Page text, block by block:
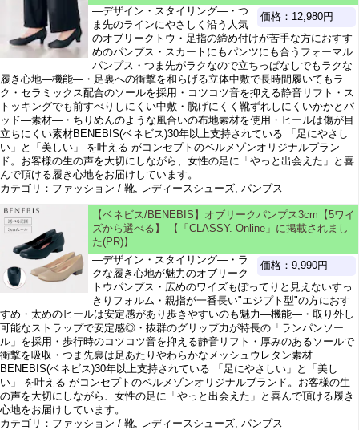
価格：12,980円
―デザイン・スタイリング―・つ
ま先のラインにやさしく沿う人気
のオブリークトウ・足指の締め付けが苦手な方におすす
めのパンプス・スカートにもパンツにも合うフォーマル
パンプス・つま先がラクなので立ちっぱなしでもラクな
履き心地―機能―・足裏への衝撃を和らげる立体中敷で長時間履いてもラ
ク・セラミックス配合のソールを採用・コツコツ音を抑える静音リフト・ス
トッキングでも前すべりしにくい中敷・脱げにくく靴ずれしにくいかかとパ
ッド―素材―・ちりめんのような風合いの布地素材を使用・ヒールは傷が目
立ちにくい素材BENEBIS(ベネビス)30年以上支持されている 「足にやさし
い」と「美しい」 を叶える がコンセプトのベルメゾンオリジナルブラン
ド。お客様の生の声を大切にしながら、女性の足に「やっと出会えた」と喜
んで頂ける履き心地をお届けしています。
カテゴリ：ファッション / 靴, レディースシューズ, パンプス
【ベネビス/BENEBIS】オブリークパンプス3cm【5ワイ
ズから選べる】 【「CLASSY. Online」に掲載されまし
た(PR)】
価格：9,990円
―デザイン・スタイリング―・ラ
クな履き心地が魅力のオブリーク
トウパンプス・広めのワイズもぽってりと見えないすっ
きりフォルム・親指が一番長い"エジプト型"の方におす
すめ・太めのヒールは安定感があり歩きやすいのも魅力―機能―・取り外し
可能なストラップで安定感◎・抜群のグリップ力が特長の「ランパンソー
ル」を採用・歩行時のコツコツ音を抑える静音リフト・厚みのあるソールで
衝撃を吸収・つま先裏は足あたりやわらかなメッシュウレタン素材
BENEBIS(ベネビス)30年以上支持されている 「足にやさしい」と「美し
い」 を叶える がコンセプトのベルメゾンオリジナルブランド。お客様の生
の声を大切にしながら、女性の足に「やっと出会えた」と喜んで頂ける履き
心地をお届けしています。
カテゴリ：ファッション / 靴, レディースシューズ, パンプス